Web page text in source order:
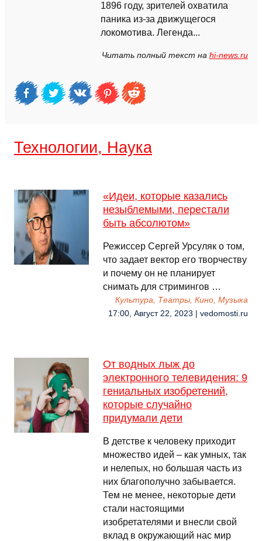
1896 году, зрителей охватила
паника из-за движущегося
локомотива. Легенда...
Читать полный текст на hi-news.ru
Технологии, Наука
«Идеи, которые казались
незыблемыми, перестали
быть абсолютом»
Режиссер Сергей Урсуляк о том,
что задает вектор его творчеству
и почему он не планирует
снимать для стримингов …
Культура, Театры, Кино, Музыка
17:00, Август 22, 2023 | vedomosti.ru
От водных лыж до
электронного телевидения: 9
гениальных изобретений,
которые случайно
придумали дети
В детстве к человеку приходит
множество идей – как умных, так
и нелепых, но большая часть из
них благополучно забывается.
Тем не менее, некоторые дети
стали настоящими
изобретателями и внесли свой
вклад в окружающий нас мир